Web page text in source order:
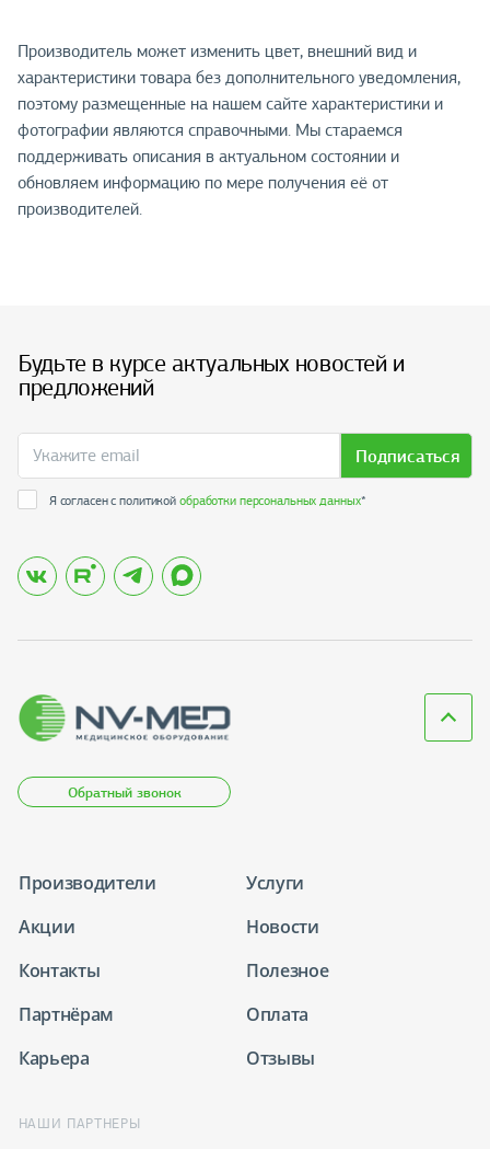
Производитель может изменить цвет, внешний вид и
характеристики товара без дополнительного уведомления,
поэтому размещенные на нашем сайте характеристики и
фотографии являются справочными. Мы стараемся
поддерживать описания в актуальном состоянии и
обновляем информацию по мере получения её от
производителей.
Будьте в курсе актуальных новостей и
предложений
Подписаться
Я согласен с политикойобработки персональных данных*
Обратный звонок
Производители
Услуги
Акции
Новости
Контакты
Полезное
Партнёрам
Оплата
Карьера
Отзывы
НАШИ ПАРТНЕРЫ